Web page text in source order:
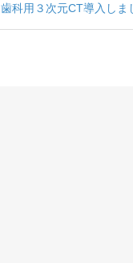
歯科用３次元CT導入しま